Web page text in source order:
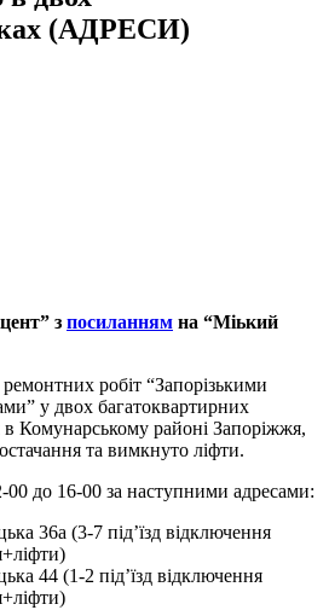
(АДРЕСИ)
з посиланням на “Міький
робіт “Запорізькими
у двох багатоквартирних
Комунарському районі Запоріжжя,
та вимкнуто ліфти.
00 до 16-00 за наступними адресами:
36а (3-7 під’їзд відключення
44 (1-2 під’їзд відключення